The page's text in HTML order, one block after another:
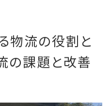
物流の役割と
課題と改善